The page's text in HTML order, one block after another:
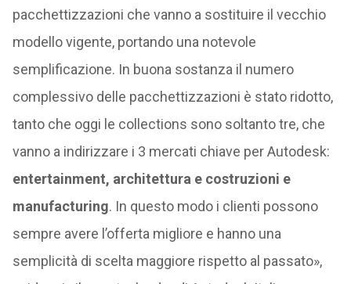
pacchettizzazioni che vanno a sostituire il vecchio
modello vigente, portando una notevole
semplificazione. In buona sostanza il numero
complessivo delle pacchettizzazioni è stato ridotto,
tanto che oggi le collections sono soltanto tre, che
vanno a indirizzare i 3 mercati chiave per Autodesk:
entertainment, architettura e costruzioni e
manufacturing. In questo modo i clienti possono
sempre avere l’offerta migliore e hanno una
semplicità di scelta maggiore rispetto al passato»,